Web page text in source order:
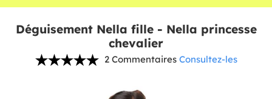
Déguisement Nella fille - Nella princesse
chevalier
2 Commentaires Consultez-les